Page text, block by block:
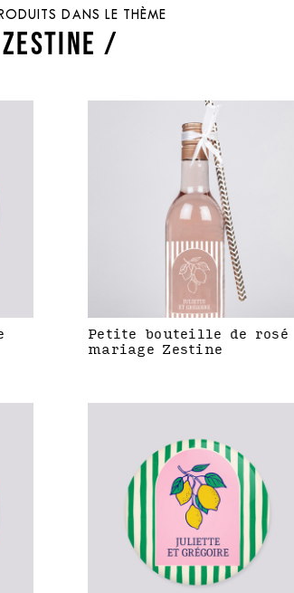
DANS LE THÈME
ZESTINE /
Petite bouteille de rosé
mariage Zestine